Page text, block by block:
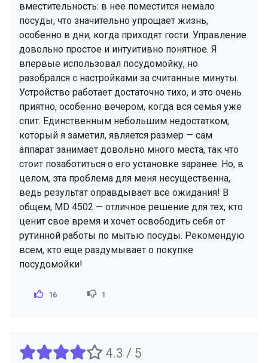
вместительность: в нее поместится немало
посуды, что значительно упрощает жизнь,
особенно в дни, когда приходят гости. Управление
довольно простое и интуитивно понятное. Я
впервые использовал посудомойку, но
разобрался с настройками за считанные минуты.
Устройство работает достаточно тихо, и это очень
приятно, особенно вечером, когда вся семья уже
спит. Единственным небольшим недостатком,
который я заметил, является размер — сам
аппарат занимает довольно много места, так что
стоит позаботиться о его установке заранее. Но, в
целом, эта проблема для меня несущественна,
ведь результат оправдывает все ожидания! В
общем, MD 4502 — отличное решение для тех, кто
ценит свое время и хочет освободить себя от
рутинной работы по мытью посуды. Рекомендую
всем, кто еще раздумывает о покупке
посудомойки!
16 1
4.3 / 5